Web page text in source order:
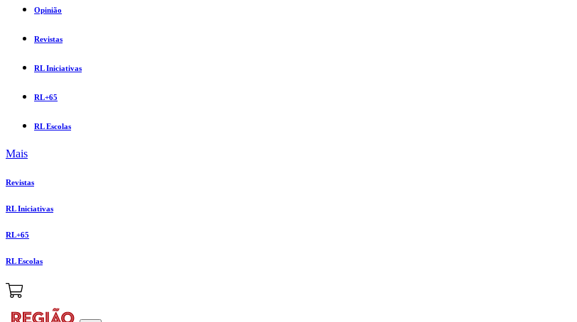
Opinião
Revistas
RL Iniciativas
RL+65
RL Escolas
Mais
Revistas
RL Iniciativas
RL+65
RL Escolas